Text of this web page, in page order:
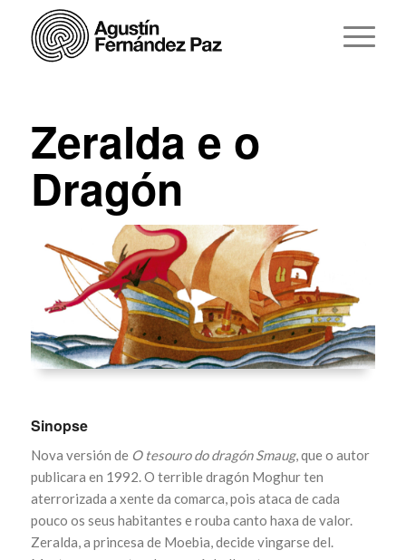
Zeralda e o
Dragón
Sinopse
Nova versión de O tesouro do dragón Smaug, que o autor
publicara en 1992. O terrible dragón Moghur ten
aterrorizada a xente da comarca, pois ataca de cada
pouco os seus habitantes e rouba canto haxa de valor.
Zeralda, a princesa de Moebia, decide vingarse del.